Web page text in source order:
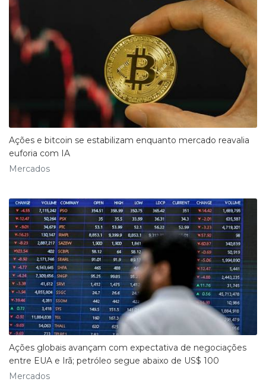
Ações e bitcoin se estabilizam enquanto mercado reavalia
euforia com IA
Mercados
Ações globais avançam com expectativa de negociações
entre EUA e Irã; petróleo segue abaixo de US$ 100
Mercados